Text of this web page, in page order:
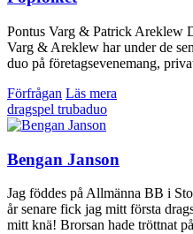
Pontus Varg & Patrick Areklew
Varg & Areklew har under de
duo på företagsevenemang,
Förfrågan Läs mera
dragspel trubaduo
Bengan Janson
Jag föddes på Allmänna BB i
år senare fick jag mitt första
mitt knä! Brorsan hade tröttnat